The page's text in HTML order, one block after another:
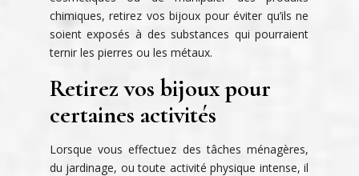
chimiques, retirez vos bijoux pour éviter qu’ils ne
soient exposés à des substances qui pourraient
ternir les pierres ou les métaux.
Retirez vos bijoux pour
certaines activités
Lorsque vous effectuez des tâches ménagères,
du jardinage, ou toute activité physique intense, il